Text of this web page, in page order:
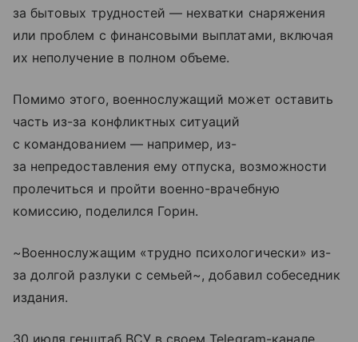
за бытовых трудностей — нехватки снаряжения
или проблем с финансовыми выплатами, включая
их неполучение в полном объеме.
Помимо этого, военнослужащий может оставить
часть из-за конфликтных ситуаций
с командованием — например, из-
за непредоставления ему отпуска, возможности
пролечиться и пройти военно-врачебную
комиссию, поделился Горин.
~Военнослужащим «трудно психологически» из-
за долгой разлуки с семьей~, добавил собеседник
издания.